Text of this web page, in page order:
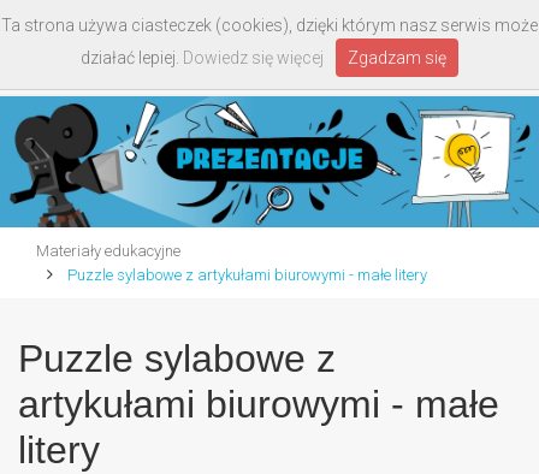
Materiały edukacyjne
Puzzle sylabowe z artykułami biurowymi - małe litery
Puzzle sylabowe z
artykułami biurowymi - małe
litery
Ta strona używa ciasteczek (cookies), dzięki którym nasz serwis może
działać lepiej. Dowiedz się więcej Zgadzam się